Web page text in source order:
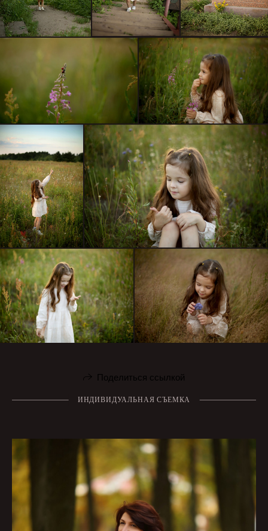
Поделиться ссылкой
ИНДИВИДУАЛЬНАЯ СЪЕМКА